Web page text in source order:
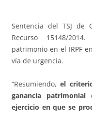
Sentencia del TSJ de
Recurso 15148/
patrimonio en el IRPF
vía de urgencia.
“Resumiendo,el
ganancia
ejercicio en que se